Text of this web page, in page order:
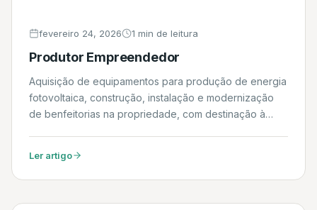
fevereiro 24, 2026 1 min de leitura
Produtor Empreendedor
Aquisição de equipamentos para produção de energia
fotovoltaica, construção, instalação e modernização
de benfeitorias na propriedade, com destinação à
Ler artigo